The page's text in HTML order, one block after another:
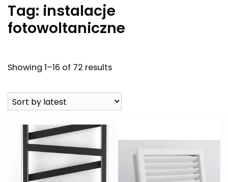
Tag: instalacje
fotowoltaniczne
Showing 1–16 of 72 results